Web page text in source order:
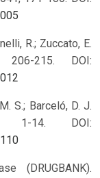
R.; Zuccato, E.
215. DOI:
S.; Barceló, D. J.
1-14. DOI:
(DRUGBANK).